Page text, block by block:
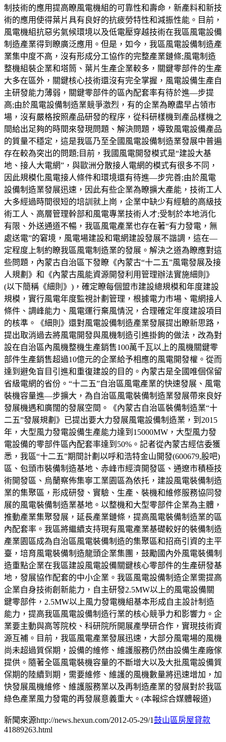
制技術的應用提高瞭風電機組的可靠性和壽命，新產料和新技
術的應用使得葉片具有良好的抗疲勞特性和減振性能。目前，
風電機組抗惡劣氣候環境以及低電壓穿越技術在我區風電設備
制造產業得到瞭廣泛應用。但是，如今，我區風電設備制造產
業集中度不高，沒有形成分工協作的完整產業鏈條;風電制造
整機組裝企業和塔筒、葉片生產企業較多，關鍵零部件的生產
大多在區外，關鍵核心技術還沒有完全掌握，風電設備生產自
主研發能力薄弱，關鍵零部件的區內配套率有待於進—步提
高;由於風電設備制造業競爭激烈，有的企業為瞭盡早占領市
場，沒有嚴格按照產品研發的程序，從科研樣機到產品樣機之
間給出足夠的時間來發現問題、解決問題，導致風電設備產品
的質量不穩定，這是我區乃至全國風電設備制造業發展中普遍
存在較為突出的問題;目前，我國風電開發模式是“建設大基
地、接人大電網”，與歐洲分散接人電網的模式有很多不同，
因此規模化風電接人條件和環境還有待進—步完善;由於風電
設備制造業發展迅速，因此有些企業為瞭擴大產能，技術工人
大多經過時間很短的培訓就上崗，企業中缺少有經驗的高級技
術工人、高層管理幹部和風電專業技術人才;受制於本地消化
有限、外送通道不暢，我區風電產業也存在著“有力發電，無
處送電”的窘境，風電場建設和電網建設發展不諧調，這在—
定程度上制約瞭我區風電制造業的發展。解決之道為瞭應對這
些問題，內蒙古自治區下發瞭《內蒙古“十二五”風電發展及接
人規劃》和《內蒙古風能資源開發利用管理辦法實施細則》
(以下簡稱《細則》)，確定瞭每個盟市建設總規模和年度建設
規模，實行風電年度監視計劃管理，根據電力市場、電網接人
條件、調峰能力、風電運行棄風情況，合理確定年度建設項目
的核準。《細則》還對風電設備制造產業發展提出瞭新思路，
提出取消過去將風電開發與風機制造引進掛鉤的做法，改為對
設在自治區內風機整機生產銷售100萬千瓦以上的風機關鍵零
部件生產銷售超過10億元的企業給予相應的風電開發權。從而
達到避免盲目引進和重復建設的目的。內蒙古是全國唯個保留
省級電網的省份。“十二五”自治區風電產業的快速發展、風電
裝機容量進—步擴大，為自治區風電裝備制造業發展帶來良好
發展機遇和廣闊的發展空間。《內蒙古自治區裝備制造業“十
二五”發展規劃》已提出要大力發展風電設備制造業，到2015
年，大型風力發電設備生產能力達到15000MW，大型風力發
電設備的零部件區內配套率達到50%。記者從內蒙古經信委獲
悉，我區“十二五”期間計劃以呼和浩特金山開發(600679,股吧)
區、包頭市裝備制造基地、赤峰市經濟開發區、通遼市積極技
術開發區、烏蘭察佈集寧工業園區為依托，建設風電裝備制造
業的集聚區，形成研發、實驗、生產、裝機和維修服務協同發
展的風電裝備制造業基地。以整機和大型零部件企業為主體，
推動產業集聚發展，延長產業鏈條，提高風電裝備制造業的區
內配套率。我區將繼續支持現有風電產業基礎較好的裝備制造
產業園區成為自治區風電裝備制造的集聚區和招商引資的主平
臺，培育風電裝備制造龍頭企業集團，鼓勵國內外風電裝備制
造重點企業在我區建設風電設備關鍵核心零部件的生產研發基
地，發展協作配套的中小企業。我區風電設備制造企業需提高
企業自身技術創新能力，自主研發2.5MW以上的風電設備關
鍵零部件，2.5MW以上風力發電機組基本形成自主設計制造
能力，提高我區風電設備制造行業的核心競爭力和影響力。企
業要主動與高等院校、科研院所開展產學研合作，實現技術資
源互補。目前，我區風電產業發展迅速，大部分風電場的風機
尚未超過質保期，設備的維修、維護服務仍然由設備生產廠傢
提供。隨著全區風電裝機容量的不斷增大以及大批風電設備質
保期的陸續到期，需要維修、維護的風機數量將迅速增加，加
快發展風機維修、維護服務業以及再制造產業的發展對於我區
綠色產業風力發電的再發展意義重大。(本報綜合媒體報道)
新聞來源http://news.hexun.com/2012-05-29/1鼓山區房屋貸款
41889263.html